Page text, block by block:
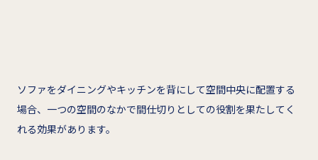
ソファをダイニングやキッチンを背にして空間中央に配置する
場合、一つの空間のなかで間仕切りとしての役割を果たしてく
れる効果があります。